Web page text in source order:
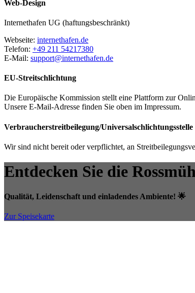
Web-Design
Internethafen UG (haftungsbeschränkt)
Webseite: internethafen.de
Telefon: +49 211 54217380
E-Mail: support@internethafen.de
EU-Streitschlichtung
Die Europäische Kommission stellt eine Plattform zur
Unsere E-Mail-Adresse finden Sie oben im Impressum.
Verbraucher­streit­beilegung/Universal­schlichtungs­stelle
Wir sind nicht bereit oder verpflichtet, an
Entdecken Sie die
Qualität, Leidenschaft und einladendes Ambiente! 🌟
Zur Speisekarte